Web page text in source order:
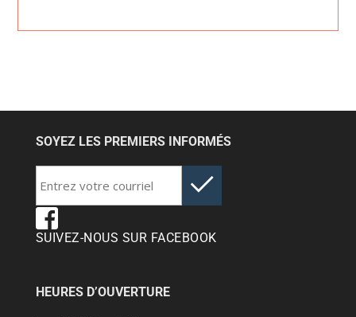
SOYEZ LES PREMIERS INFORMÉS
SUIVEZ-NOUS SUR FACEBOOK
HEURES D’OUVERTURE